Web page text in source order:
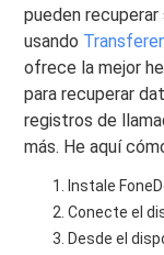
pueden
usando
ofrece la mejor
para recuperar
registros de
más. He aquí
Instale
Conecte el
Desde el